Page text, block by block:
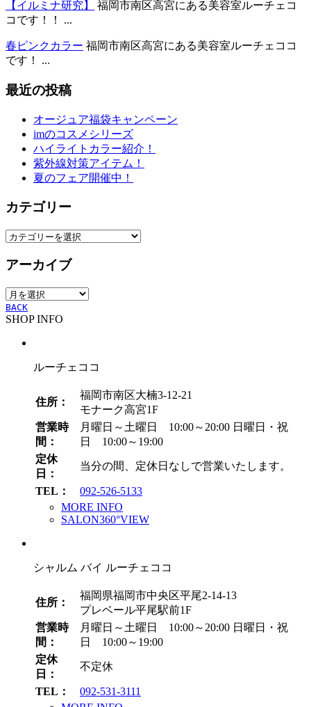
【イルミナ研究】
福岡市南区高宮にある美容室ルーチェコ
コです！！ ...
春ピンクカラー 福岡市南区高宮にある美容室ルーチェココ
です！ ...
最近の投稿
オージュア福袋キャンペーン
imのコスメシリーズ
ハイライトカラー紹介！
紫外線対策アイテム！
夏のフェア開催中！
カテゴリー
カ
ゴ
ー
アーカイブ
ア
ー
カ
BACK
SHOP INFO
ルーチェココ
住所：
福岡市南区大楠3-12-21
モナーク高宮1F
営業時
間：
月曜日～土曜日 10:00～20:00 日曜日・祝
日 10:00～19:00
定休
日：
当分の間、定休日なしで営業いたします。
TEL：
092-526-5133
MORE INFO
SALON360°VIEW
シャルム バイ ルーチェココ
住所：
福岡県福岡市中央区平尾2-14-13
プレベール平尾駅前1F
営業時
間：
月曜日～土曜日 10:00～20:00 日曜日・祝
日 10:00～19:00
定休
日：
不定休
TEL：
092-531-3111